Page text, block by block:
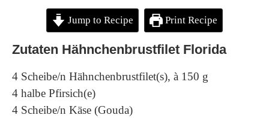
Jump to Recipe Print Recipe
Zutaten Hähnchenbrustfilet Florida
4 Scheibe/n Hähnchenbrustfilet(s), à 150 g
4 halbe Pfirsich(e)
4 Scheibe/n Käse (Gouda)